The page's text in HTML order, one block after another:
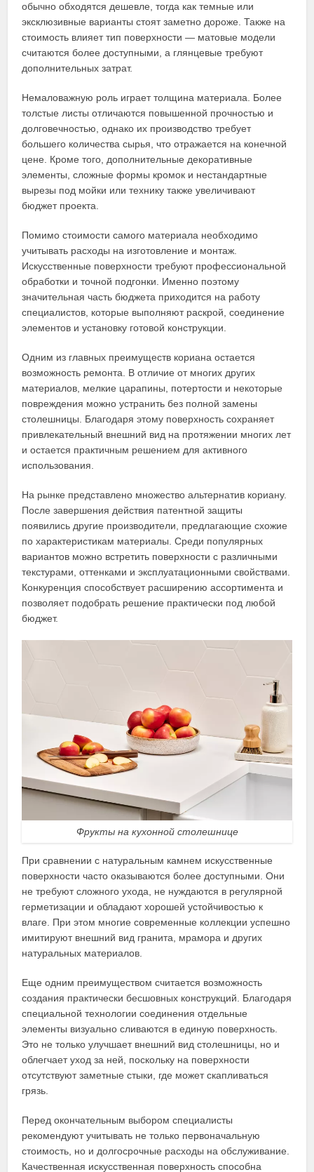
обычно обходятся дешевле, тогда как темные или
эксклюзивные варианты стоят заметно дороже. Также на
стоимость влияет тип поверхности — матовые модели
считаются более доступными, а глянцевые требуют
дополнительных затрат.
Немаловажную роль играет толщина материала. Более
толстые листы отличаются повышенной прочностью и
долговечностью, однако их производство требует
большего количества сырья, что отражается на конечной
цене. Кроме того, дополнительные декоративные
элементы, сложные формы кромок и нестандартные
вырезы под мойки или технику также увеличивают
бюджет проекта.
Помимо стоимости самого материала необходимо
учитывать расходы на изготовление и монтаж.
Искусственные поверхности требуют профессиональной
обработки и точной подгонки. Именно поэтому
значительная часть бюджета приходится на работу
специалистов, которые выполняют раскрой, соединение
элементов и установку готовой конструкции.
Одним из главных преимуществ кориана остается
возможность ремонта. В отличие от многих других
материалов, мелкие царапины, потертости и некоторые
повреждения можно устранить без полной замены
столешницы. Благодаря этому поверхность сохраняет
привлекательный внешний вид на протяжении многих лет
и остается практичным решением для активного
использования.
На рынке представлено множество альтернатив кориану.
После завершения действия патентной защиты
появились другие производители, предлагающие схожие
по характеристикам материалы. Среди популярных
вариантов можно встретить поверхности с различными
текстурами, оттенками и эксплуатационными свойствами.
Конкуренция способствует расширению ассортимента и
позволяет подобрать решение практически под любой
бюджет.
Фрукты на кухонной столешнице
При сравнении с натуральным камнем искусственные
поверхности часто оказываются более доступными. Они
не требуют сложного ухода, не нуждаются в регулярной
герметизации и обладают хорошей устойчивостью к
влаге. При этом многие современные коллекции успешно
имитируют внешний вид гранита, мрамора и других
натуральных материалов.
Еще одним преимуществом считается возможность
создания практически бесшовных конструкций. Благодаря
специальной технологии соединения отдельные
элементы визуально сливаются в единую поверхность.
Это не только улучшает внешний вид столешницы, но и
облегчает уход за ней, поскольку на поверхности
отсутствуют заметные стыки, где может скапливаться
грязь.
Перед окончательным выбором специалисты
рекомендуют учитывать не только первоначальную
стоимость, но и долгосрочные расходы на обслуживание.
Качественная искусственная поверхность способна